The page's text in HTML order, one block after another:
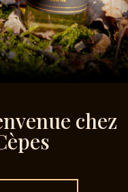
chez